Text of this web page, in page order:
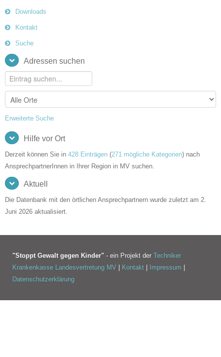
Downloads
Kontakt
Suche
Adressen suchen
Erweiterte Suche
Hilfe vor Ort
Derzeit können Sie in 428 Einträgen (271 mögliche Kategorien) nach
AnsprechpartnerInnen in Ihrer Region in MV suchen.
Aktuell
Die Datenbank mit den örtlichen Ansprechpartnern wurde zuletzt am 2.
Juni 2026 aktualisiert.
"Stoppt Gewalt gegen Kinder" - ein Projekt der Techniker
Krankenkasse Landesvertretung MV | Kontakt | Impressum |
Datenschutzerklärung